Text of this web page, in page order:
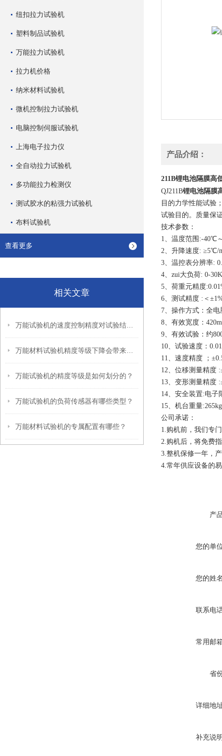
纽扣拉力试验机
塑料制品试验机
万能拉力试验机
拉力机价格
纳米材料试验机
微机控制拉力试验机
电脑控制伺服试验机
上海电子拉力仪
全自动拉力试验机
多功能拉力检测仪
测试胶水的粘强力试验机
布料试验机
查看更多
相关文章
万能试验机的精度等级是如何划分的？
万能试验机的负荷传感器有哪些类型？
万能材料试验机的专属配置有哪些？
产品介绍：
211B锂电池隔膜高
QJ211B锂电池隔膜
目的力学性能试验
试验目的。质量保
技术参数：
1、温度范围:-40℃
2、升降速度: ≥5℃/
3、温控表分辨率:
4、zui大负荷: 0-
5、荷重元精度
6、测试精度 :＜
7、操作方式：全
8、有效宽度：
9、有效试验：约
10、试验速度：
11、速度精度 ；
12、位移测量精度
13、变形测量精度
14、安全装置:电子
15、机台重量:265kg
公司承诺：
1.购机前，我们专
2.购机后，将免费
3.整机保修一年，
4.常年供应设备的
产
您的单
您的姓
联系电
常用邮
省
详细地
补充说